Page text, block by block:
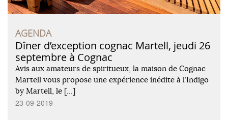
AGENDA
Dîner d’exception cognac Martell, jeudi 26
septembre à Cognac
Avis aux amateurs de spiritueux, la maison de Cognac
Martell vous propose une expérience inédite à l’Indigo
by Martell, le […]
23-09-2019